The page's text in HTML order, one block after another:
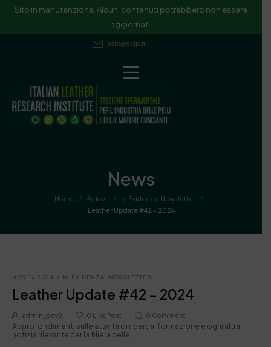
Sito in manutenzione. Alcuni contenuti potrebbero non essere
aggiornati.
ssip@ssip.it
News
Home / Articoli / In Evidenza Newsletter
/
Leather Update #42 – 2024
NOV 14 2024 / IN EVIDENZA, NEWSLETTER
Leather Update #42 – 2024
admin_dev2 0 Like Post 0 Comment
Approfondimenti sulle attività di ricerca, formazione e ogni altra
notizia rilevante per la filiera pelle.